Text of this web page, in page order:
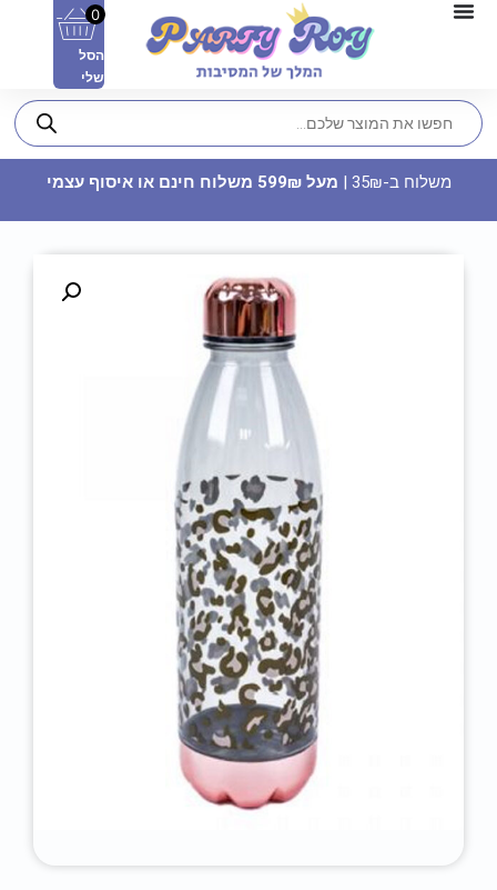
7.90
₪
0
הסל
שלי
משלוח ב-35₪ | מעל 599₪ משלוח חינם או איסוף עצמי